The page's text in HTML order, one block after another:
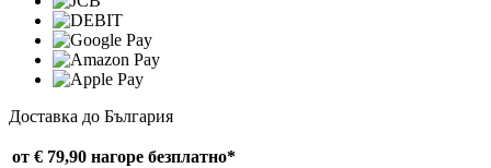
Доставка до България
от € 79,90 нагоре безплатно*